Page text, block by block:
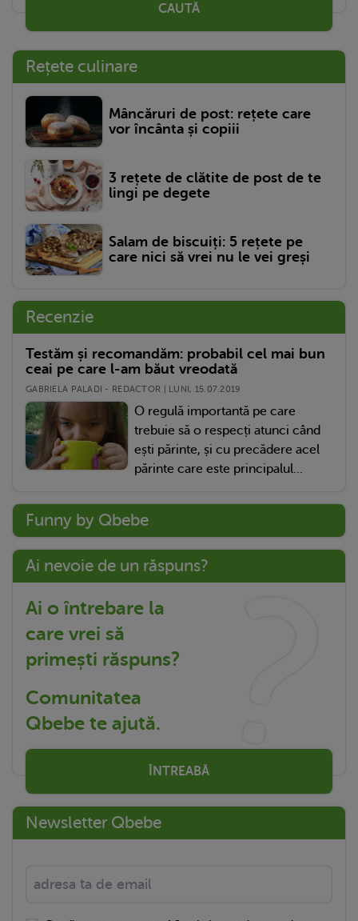
CAUTĂ
Rețete culinare
Mâncăruri de post: rețete care
vor încânta și copiii
3 rețete de clătite de post de te
lingi pe degete
Salam de biscuiți: 5 rețete pe
care nici să vrei nu le vei greși
Recenzie
Testăm și recomandăm: probabil cel mai bun
ceai pe care l-am băut vreodată
GABRIELA PALADI - REDACTOR | LUNI, 15.07.2019
O regulă importantă pe care
trebuie să o respecți atunci când
ești părinte, și cu precădere acel
părinte care este principalul...
Funny by Qbebe
Ai nevoie de un răspuns?
Ai o întrebare la
care vrei să
primești răspuns?
Comunitatea
Qbebe te ajută.
ÎNTREABĂ
Newsletter Qbebe